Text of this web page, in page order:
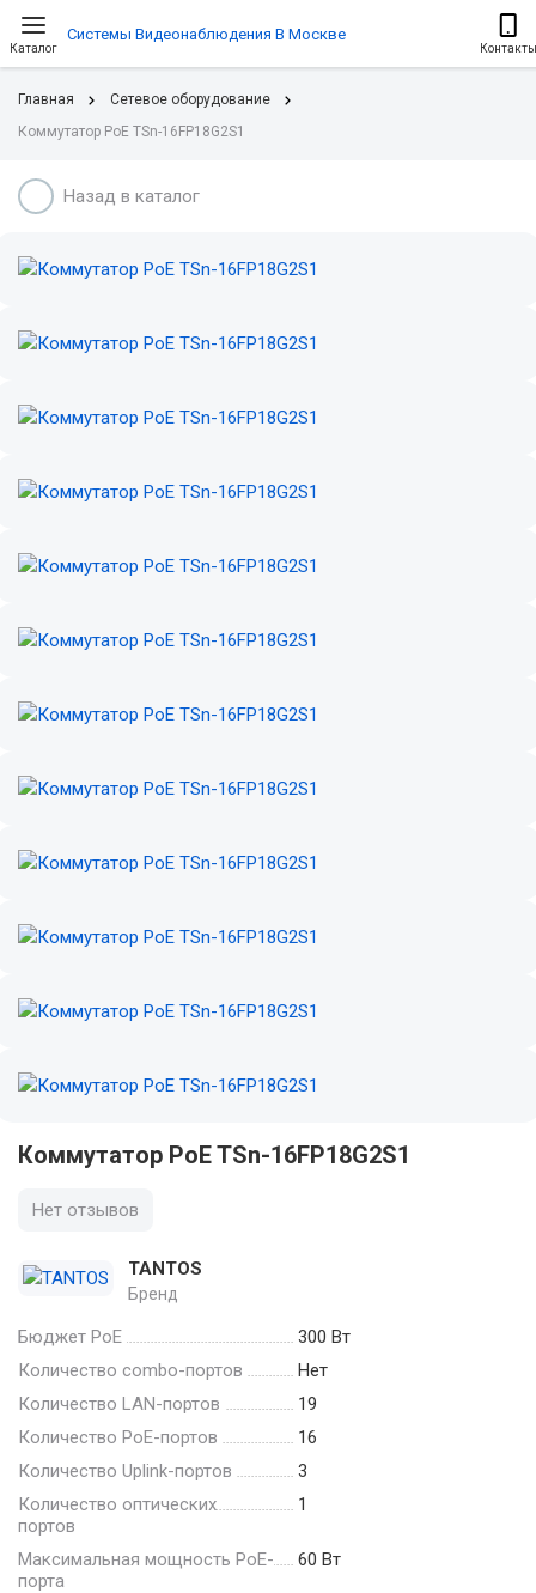
Каталог
Системы Видеонаблюдения В Москве
Контакты
Главная
Сетевое оборудование
Коммутатор PoE TSn-16FP18G2S1
Назад в каталог
Коммутатор PoE TSn-16FP18G2S1
Нет отзывов
TANTOS
Бренд
Бюджет PoE
300 Вт
Количество combo-портов
Нет
Количество LAN-портов
19
Количество PoE-портов
16
Количество Uplink-портов
3
Количество оптических
портов
1
Максимальная мощность PoE-
порта
60 Вт